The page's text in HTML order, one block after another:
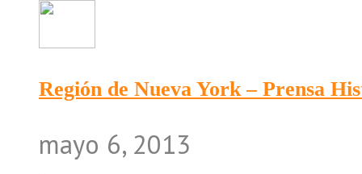
Región de Nueva York – Prensa
mayo 6, 2013